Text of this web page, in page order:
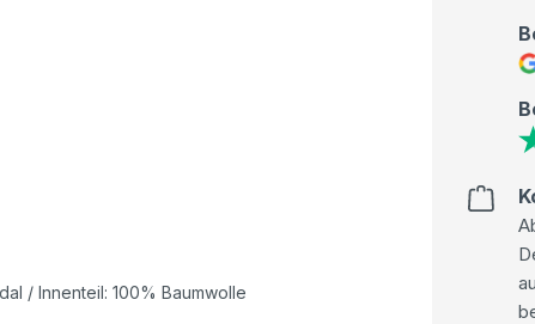
/ Innenteil: 100% Baumwolle